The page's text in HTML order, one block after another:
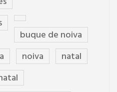
buque de noiva
noiva
natal